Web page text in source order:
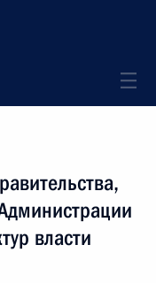
власти